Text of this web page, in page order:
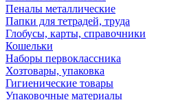
Пеналы металлические
Папки для тетрадей, труда
Глобусы, карты, справочники
Кошельки
Наборы первоклассника
Хозтовары, упаковка
Гигиенические товары
Упаковочные материалы